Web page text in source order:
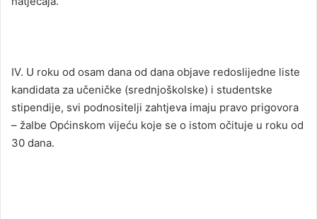
IV. U roku od osam dana od dana objave redoslijedne liste
kandidata za učeničke (srednjoškolske) i studentske
stipendije, svi podnositelji zahtjeva imaju pravo prigovora
– žalbe Općinskom vijeću koje se o istom očituje u roku od
30 dana.
Renata Vrhovec, Zagorska Cesta 15, Luka, Agronomski fakultet,
5. godina, Bodovi: 47,84
Monika Stiperski, Zagorska Cesta 13, Luka, Tekstilno tehnološki fakultet,
tehnologija i inženjerstvo, 1. godina, Bodovi: 44,76